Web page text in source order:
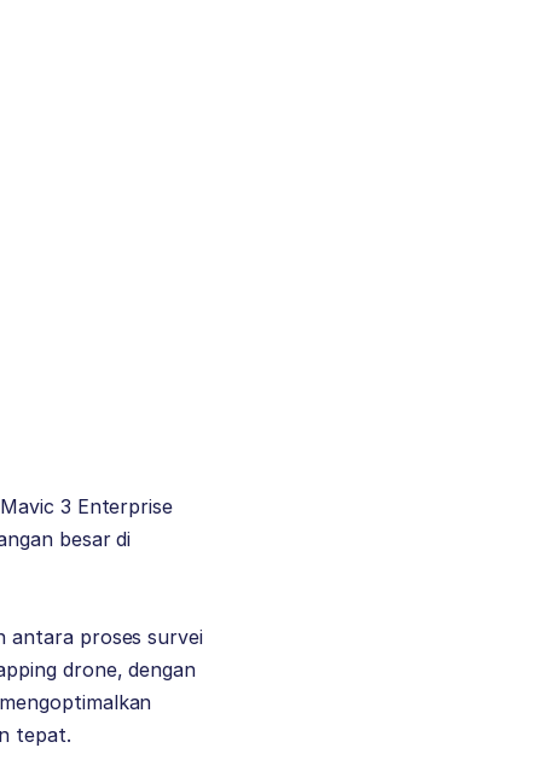
3 Enterprise
besar di
antara proses survei
drone, dengan
tepat.